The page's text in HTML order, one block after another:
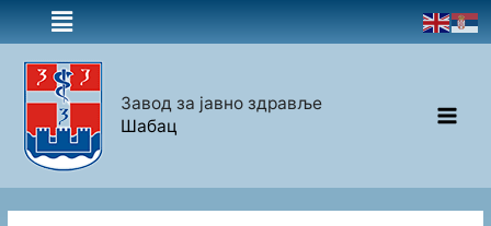
Завод за јавно здравље
Шабац